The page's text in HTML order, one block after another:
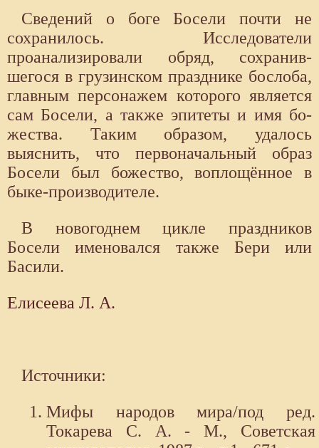
Сведений о боге Босели почти не
сохранилось. Исследователи
проанализировали обряд, сохранив­
шегося в грузинском празднике бослоба,
глав­ным персонажем которого является
сам Босели, а также эпитеты и имя бо­
жества. Таким образом, удалось
выяснить, что первона­чальный образ
Босели был божество, во­площённое в
быке-произво­дителе.
В новогоднем цикле праздников
Босели именовался также Бери или
Басили.
Елисеева Л. А.
Источники:
Мифы народов мира/под ред.
Токарева С. А. - М., Советская